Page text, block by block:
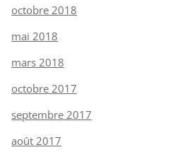
octobre 2018
mai 2018
mars 2018
octobre 2017
septembre 2017
août 2017